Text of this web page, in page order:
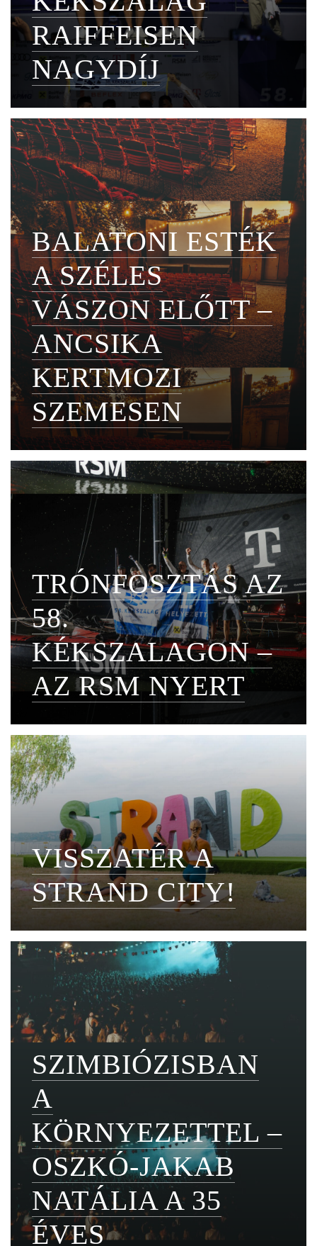
RAIFFEISEN
NAGYDÍJ
BALATONI ESTÉK
A SZÉLES
VÁSZON ELŐTT –
ANCSIKA
KERTMOZI
SZEMESEN
TRÓNFOSZTÁS AZ
58.
KÉKSZALAGON –
AZ RSM NYERT
VISSZATÉR A
STRAND CITY!
SZIMBIÓZISBAN
A
KÖRNYEZETTEL –
OSZKÓ-JAKAB
NATÁLIA A 35
ÉVES